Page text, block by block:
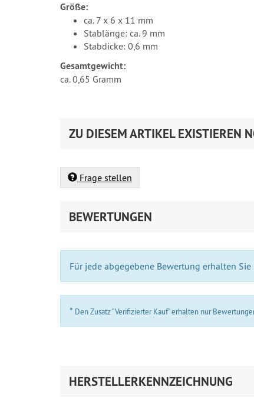
Größe:
ca. 7 x 6 x 11 mm
Stablänge: ca. 9 mm
Stabdicke: 0,6 mm
Gesamtgewicht:
ca. 0,65 Gramm
ZU DIESEM ARTIKEL EXISTIEREN
Frage stellen
BEWERTUNGEN
Für jede abgegebene Bewertung erhalten
* Den Zusatz “Verifizierter Kauf” erhalten nur
HERSTELLERKENNZEICHNUNG